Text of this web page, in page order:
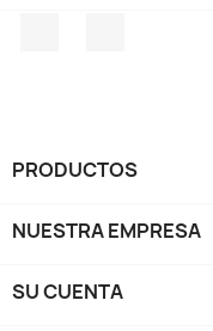
PRODUCTOS
NUESTRA EMPRESA
SU CUENTA